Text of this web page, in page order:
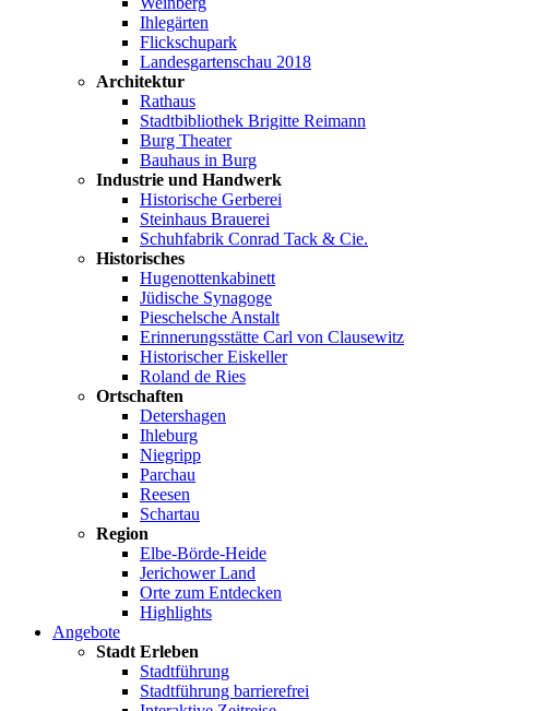
Ihlegärten
Flickschupark
Landesgartenschau 2018
Architektur
Rathaus
Stadtbibliothek Brigitte Reimann
Burg Theater
Bauhaus in Burg
Industrie und Handwerk
Historische Gerberei
Steinhaus Brauerei
Schuhfabrik Conrad Tack & Cie.
Historisches
Hugenottenkabinett
Jüdische Synagoge
Pieschelsche Anstalt
Erinnerungsstätte Carl von Clausewitz
Historischer Eiskeller
Roland de Ries
Ortschaften
Detershagen
Ihleburg
Niegripp
Parchau
Reesen
Schartau
Region
Elbe-Börde-Heide
Jerichower Land
Orte zum Entdecken
Highlights
Angebote
Stadt Erleben
Stadtführung
Stadtführung barrierefrei